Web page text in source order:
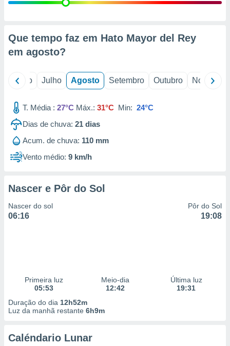
através
estudos
1199
Que tempo faz em Hato Mayor del Rey
em agosto?
Junho Julho Agosto Setembro Outubro Novembro
T. Média : 27°C Máx.: 31°C Min: 24°C
Dias de chuva: 21 dias
Acum. de chuva: 110 mm
Vento médio: 9 km/h
Nascer e Pôr do Sol
Nascer do sol
06:16
Pôr do Sol
19:08
Primeira luz
05:53
Meio-dia
12:42
Última luz
19:31
Duração do dia 12h52m
Luz da manhã restante 6h9m
Caléndario Lunar